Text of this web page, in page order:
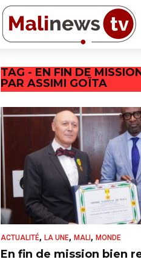
TAG - EN FIN DE
PAR ASSIMI GOÏTA
ACTUALITÉ, LA UNE, MALI , MONDE
En fin de mission bien